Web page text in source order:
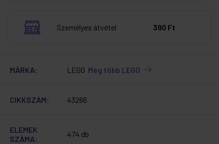
Személyes átvétel 390 Ft
MÁRKA: LEGO Még több LEGO
CIKKSZÁM: 43266
ELEMEK
SZÁMA:
474 db